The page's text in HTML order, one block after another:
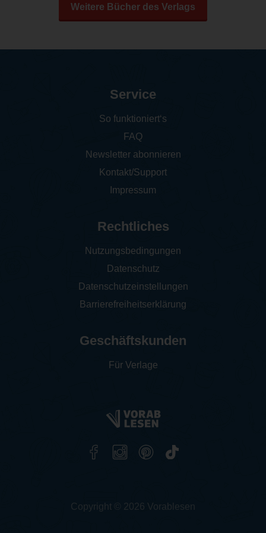
Weitere Bücher des Verlags
Service
So funktioniert‘s
FAQ
Newsletter abonnieren
Kontakt/Support
Impressum
Rechtliches
Nutzungsbedingungen
Datenschutz
Datenschutzeinstellungen
Barrierefreiheitserklärung
Geschäftskunden
Für Verlage
Copyright © 2026 Vorablesen